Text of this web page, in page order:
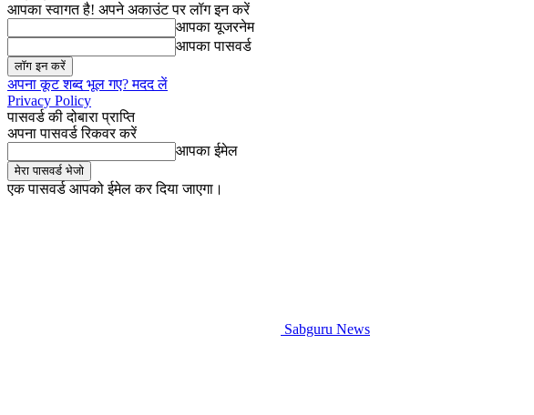
आपका स्वागत है! अपने अकाउंट पर लॉग इन करें
आपका यूजरनेम
आपका पासवर्ड
अपना कूट शब्द भूल गए? मदद लें
Privacy Policy
पासवर्ड की दोबारा प्राप्ति
अपना पासवर्ड रिकवर करें
आपका ईमेल
एक पासवर्ड आपको ईमेल कर दिया जाएगा।
Sabguru News